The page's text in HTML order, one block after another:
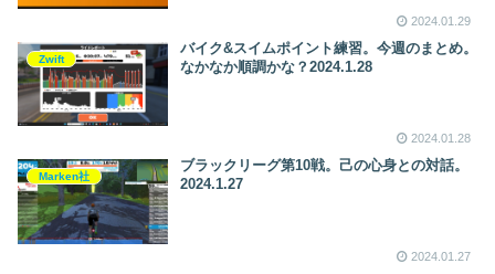
2024.01.29
Zwift
バイク&スイムポイント練習。今週のまとめ。
なかなか順調かな？2024.1.28
2024.01.28
Marken社
ブラックリーグ第10戦。己の心身との対話。
2024.1.27
2024.01.27